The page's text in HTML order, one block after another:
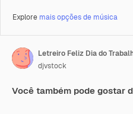
Explore mais opções de música
Letreiro Feliz Dia do
djvstock
Você também pode gostar